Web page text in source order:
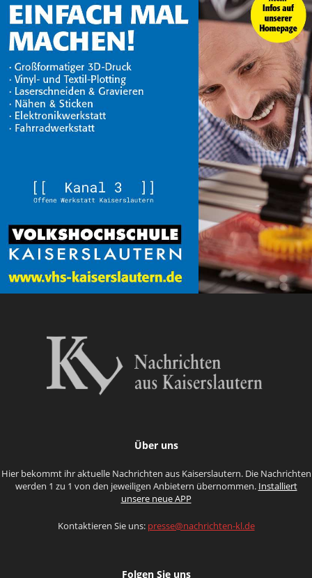
Über uns
Hier bekommt ihr aktuelle Nachrichten aus Kaiserslautern. Die Nachrichten
werden 1 zu 1 von den jeweiligen Anbietern übernommen. Installiert
unsere neue APP
Kontaktieren Sie uns: presse@nachrichten-kl.de
Folgen Sie uns